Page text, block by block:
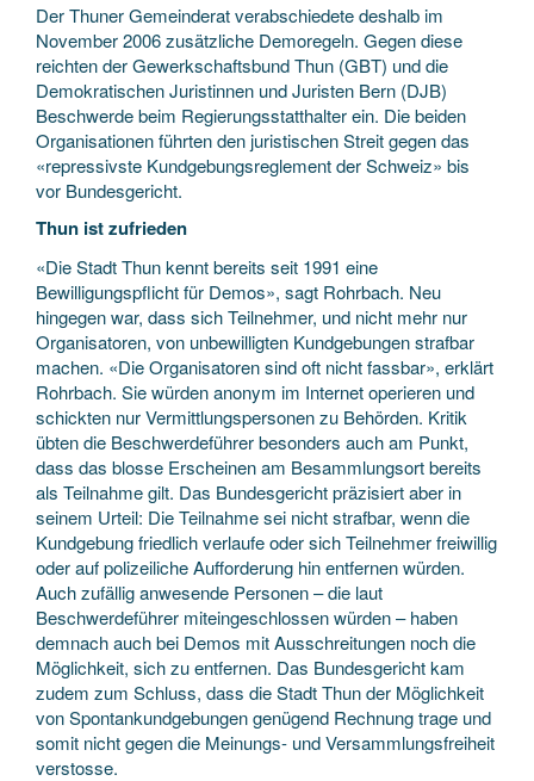
Der Thuner Gemeinderat verabschiedete deshalb im
November 2006 zusätzliche Demoregeln. Gegen diese
reichten der Gewerkschaftsbund Thun (GBT) und die
Demokratischen Juristinnen und Juristen Bern (DJB)
Beschwerde beim Regierungsstatthalter ein. Die beiden
Organisationen führten den juristischen Streit gegen das
«repressivste Kundgebungsreglement der Schweiz» bis
vor Bundesgericht.
Thun ist zufrieden
«Die Stadt Thun kennt bereits seit 1991 eine
Bewilligungspflicht für Demos», sagt Rohrbach. Neu
hingegen war, dass sich Teilnehmer, und nicht mehr nur
Organisatoren, von unbewilligten Kundgebungen strafbar
machen. «Die Organisatoren sind oft nicht fassbar», erklärt
Rohrbach. Sie würden anonym im Internet operieren und
schickten nur Vermittlungspersonen zu Behörden. Kritik
übten die Beschwerdeführer besonders auch am Punkt,
dass das blosse Erscheinen am Besammlungsort bereits
als Teilnahme gilt. Das Bundesgericht präzisiert aber in
seinem Urteil: Die Teilnahme sei nicht strafbar, wenn die
Kundgebung friedlich verlaufe oder sich Teilnehmer freiwillig
oder auf polizeiliche Aufforderung hin entfernen würden.
Auch zufällig anwesende Personen – die laut
Beschwerdeführer miteingeschlossen würden – haben
demnach auch bei Demos mit Ausschreitungen noch die
Möglichkeit, sich zu entfernen. Das Bundesgericht kam
zudem zum Schluss, dass die Stadt Thun der Möglichkeit
von Spontankundgebungen genügend Rechnung trage und
somit nicht gegen die Meinungs- und Versammlungsfreiheit
verstosse.